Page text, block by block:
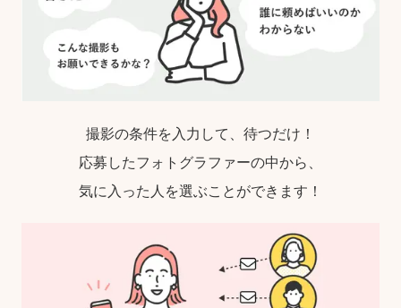
撮影の条件を入力して、待つだけ！
応募したフォトグラファーの中から、
気に入った人を選ぶことができます！